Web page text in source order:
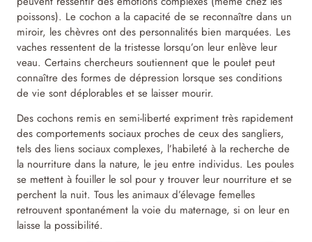
poissons). Le cochon a la capacité de se reconnaître dans un
miroir, les chèvres ont des personnalités bien marquées. Les
vaches ressentent de la tristesse lorsqu’on leur enlève leur
veau. Certains chercheurs soutiennent que le poulet peut
connaître des formes de dépression lorsque ses conditions
de vie sont déplorables et se laisser mourir.
Des cochons remis en semi-liberté expriment très rapidement
des comportements sociaux proches de ceux des sangliers,
tels des liens sociaux complexes, l’habileté à la recherche de
la nourriture dans la nature, le jeu entre individus. Les poules
se mettent à fouiller le sol pour y trouver leur nourriture et se
perchent la nuit. Tous les animaux d’élevage femelles
retrouvent spontanément la voie du maternage, si on leur en
laisse la possibilité.